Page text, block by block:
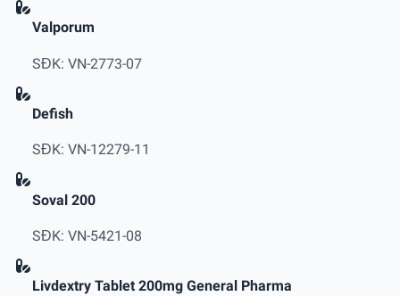
Valporum
SĐK: VN-2773-07
Defish
SĐK: VN-12279-11
Soval 200
SĐK: VN-5421-08
Livdextry Tablet 200mg General Pharma